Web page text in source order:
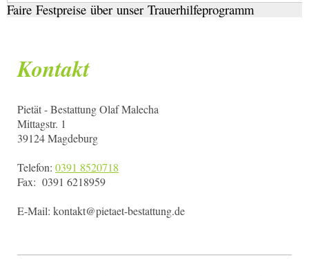
Faire Festpreise über unser Trauerhilfeprogramm
Kontakt
Pietät - Bestattung Olaf Malecha
Mittagstr. 1
39124Magdeburg
Telefon: 0391 8520718
Fax: 0391 6218959
E-Mail: kontakt@pietaet-bestattung.de